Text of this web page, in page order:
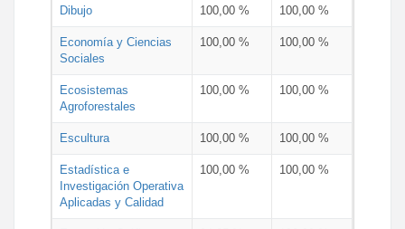
Dibujo 100,00 % 100,00 %
Economía y Ciencias
Sociales
100,00 % 100,00 %
Ecosistemas
Agroforestales
100,00 % 100,00 %
Escultura 100,00 % 100,00 %
Estadística e
Investigación Operativa
Aplicadas y Calidad
100,00 % 100,00 %